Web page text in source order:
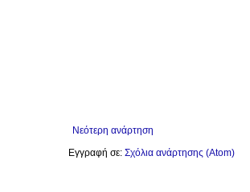
Νεότερη ανάρτηση
Εγγραφή σε: Σχόλια ανάρτησης (Atom)